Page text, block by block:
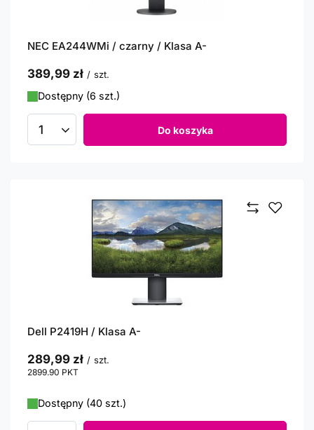
NEC EA244WMi / czarny / Klasa A-
389,99 zł / szt.
Dostępny (6 szt.)
Ilość produktów Do koszyka
Dell P2419H / Klasa A-
289,99 zł / szt.
2899.90 PKT
Dostępny (40 szt.)